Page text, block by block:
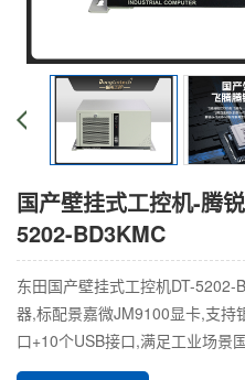
国产壁挂式工控机-腾
5202-BD3KMC
东田国产壁挂式工控机DT-
器,标配景嘉微JM9100显卡,支持
口+10个USB接口,满足工业场景